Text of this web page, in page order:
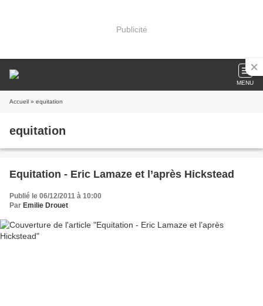
Publicité
MENU
Accueil » equitation
equitation
Equitation - Eric Lamaze et l’après Hickstead
Publié le 06/12/2011 à 10:00
Par Emilie Drouet